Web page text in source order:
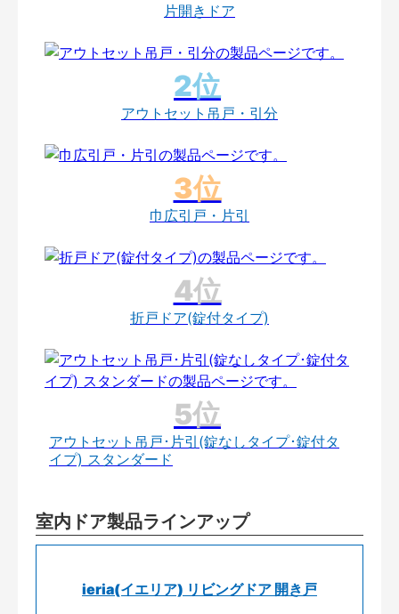
片開きドア
アウトセット吊戸・引分
巾広引戸・片引
折戸ドア(錠付タイプ)
アウトセット吊戸･片引(錠なしタイプ･錠付タ
イプ) スタンダード
室内ドア製品ラインアップ
ieria(イエリア) リビングドア 開き戸